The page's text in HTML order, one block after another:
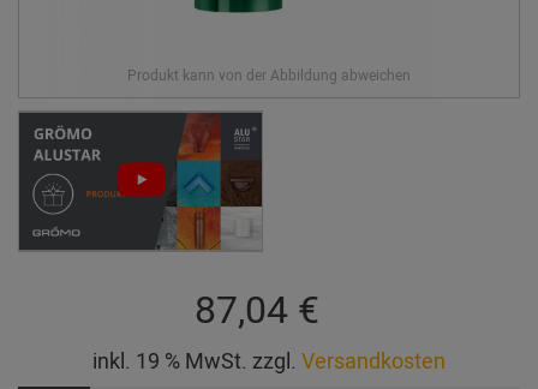
87,04 €
inkl. 19 % MwSt. zzgl. Versandkosten